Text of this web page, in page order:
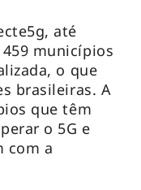
até
municípios
o que
brasileiras. A
que têm
o 5G e
com a